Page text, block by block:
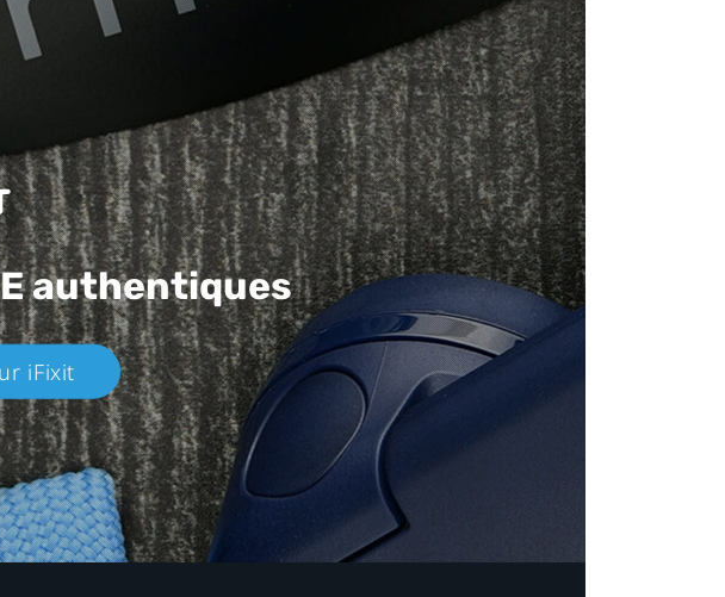
authentiques​
iFixit​